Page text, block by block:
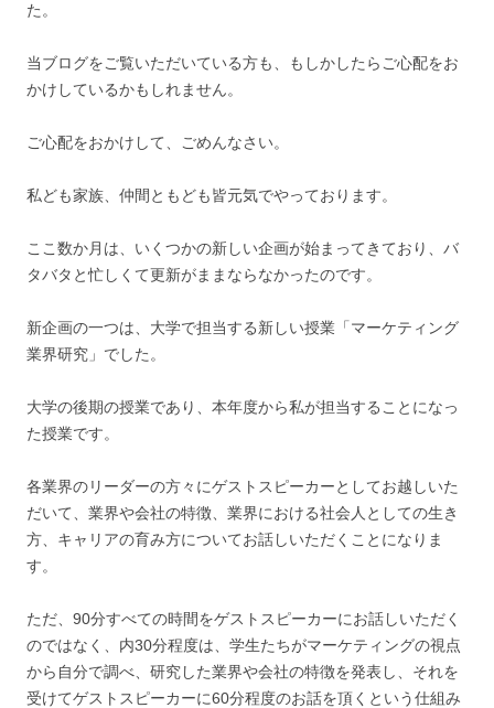
た。
当ブログをご覧いただいている方も、もしかしたらご心配をお
かけしているかもしれません。
ご心配をおかけして、ごめんなさい。
私ども家族、仲間ともども皆元気でやっております。
ここ数か月は、いくつかの新しい企画が始まってきており、バ
タバタと忙しくて更新がままならなかったのです。
新企画の一つは、大学で担当する新しい授業「マーケティング
業界研究」でした。
大学の後期の授業であり、本年度から私が担当することになっ
た授業です。
各業界のリーダーの方々にゲストスピーカーとしてお越しいた
だいて、業界や会社の特徴、業界における社会人としての生き
方、キャリアの育み方についてお話しいただくことになりま
す。
ただ、90分すべての時間をゲストスピーカーにお話しいただく
のではなく、内30分程度は、学生たちがマーケティングの視点
から自分で調べ、研究した業界や会社の特徴を発表し、それを
受けてゲストスピーカーに60分程度のお話を頂くという仕組み